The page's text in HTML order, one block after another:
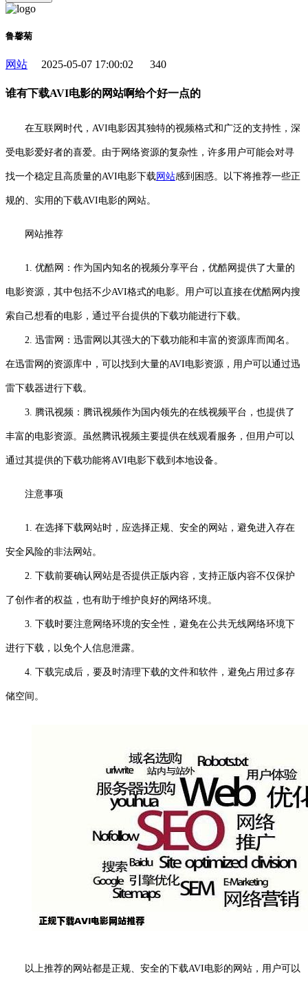
鲁馨菊
网站 2025-05-07 17:00:02 340
谁有下载AVI电影的网站啊给个好一点的
在互联网时代，AVI电影因其独特的视频格式和广泛的支持性，深
受电影爱好者的喜爱。由于网络资源的复杂性，许多用户可能会对寻
找一个稳定且高质量的AVI电影下载 网站感到困惑。以下将推荐一些正
规的、实用的下载AVI电影的网站。
网站推荐
1. 优酷网：作为国内知名的视频分享平台，优酷网提供了大量的
电影资源，其中包括不少AVI格式的电影。用户可以直接在优酷网内搜
索自己想看的电影，通过平台提供的下载功能进行下载。
2. 迅雷网：迅雷网以其强大的下载功能和丰富的资源库而闻名。
在迅雷网的资源库中，可以找到大量的AVI电影资源，用户可以通过迅
雷下载器进行下载。
3. 腾讯视频：腾讯视频作为国内领先的在线视频平台，也提供了
丰富的电影资源。虽然腾讯视频主要提供在线观看服务，但用户可以
通过其提供的下载功能将AVI电影下载到本地设备。
注意事项
1. 在选择下载网站时，应选择正规、安全的网站，避免进入存在
安全风险的非法网站。
2. 下载前要确认网站是否提供正版内容，支持正版内容不仅保护
了创作者的权益，也有助于维护良好的网络环境。
3. 下载时要注意网络环境的安全性，避免在公共无线网络环境下
进行下载，以免个人信息泄露。
4. 下载完成后，要及时清理下载的文件和软件，避免占用过多存
储空间。
以上推荐的网站都是正规、安全的下载AVI电影的网站，用户可以